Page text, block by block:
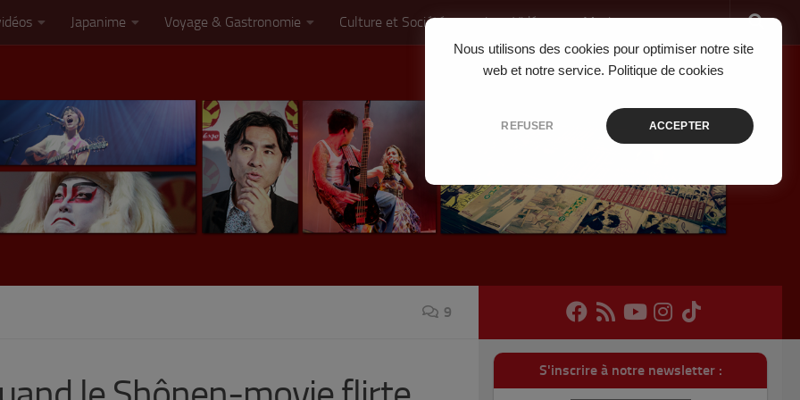
Nous utilisons des cookies pour optimiser notre site
web et notre service. Politique de cookies
REFUSER ACCEPTER
Japanime Voyage & Gastronomie Culture et Société Jeux Vidéo Musique
9
S'inscrire à notre newsletter :